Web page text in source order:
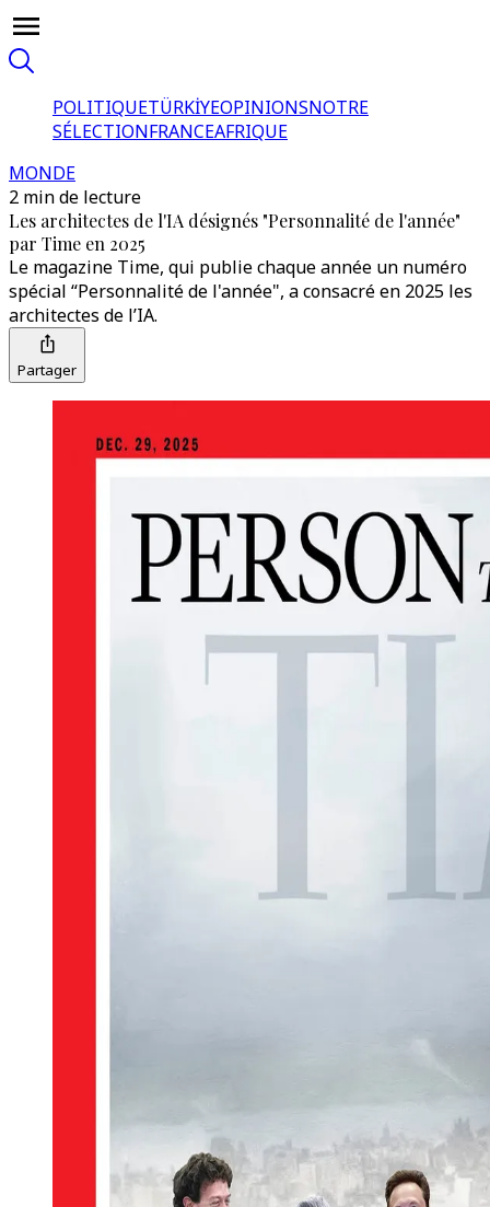
POLITIQUETÜRKİYEOPINIONSNOTRE
SÉLECTIONFRANCEAFRIQUE
MONDE
2 min de lecture
Les architectes de l'IA désignés "Personnalité de l'année"
par Time en 2025
Le magazine Time, qui publie chaque année un numéro
spécial “Personnalité de l'année", a consacré en 2025 les
architectes de l’IA.
Partager